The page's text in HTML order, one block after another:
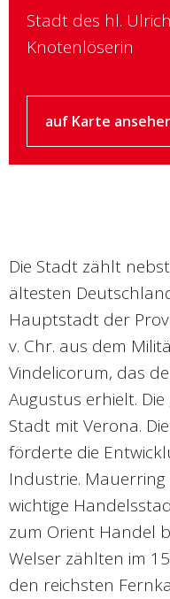
Stadt des hl.
Knotenlöserin
auf Karte
Die Stadt zählt
ältesten
Hauptstadt der
v. Chr. aus dem
Vindelicorum, das
Augustus erhielt. Die
Stadt mit Verona.
förderte die
Industrie.
wichtige
zum Orient Handel
Welser zählten im
den reichsten